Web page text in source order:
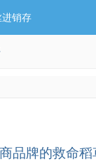
进销存
品牌的救命稻